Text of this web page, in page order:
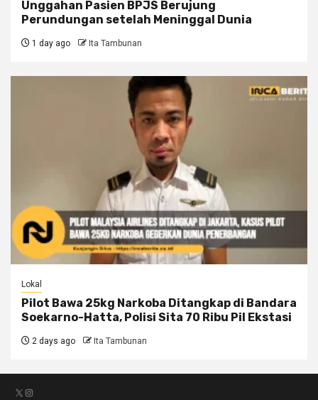
Unggahan Pasien BPJS Berujung
Perundungan setelah Meninggal Dunia
1 day ago Ita Tambunan
Lokal
Pilot Bawa 25kg Narkoba Ditangkap di Bandara
Soekarno-Hatta, Polisi Sita 70 Ribu Pil Ekstasi
2 days ago Ita Tambunan
X Instagram